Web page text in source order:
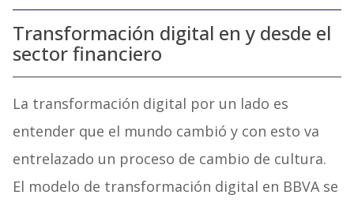
Transformación digital en y desde el
sector financiero
La transformación digital por un lado es
entender que el mundo cambió y con esto va
entrelazado un proceso de cambio de cultura.
El modelo de transformación digital en BBVA se